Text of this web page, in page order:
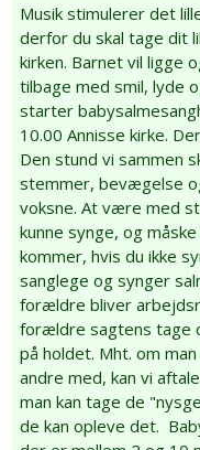
Musik stimulerer det
derfor du skal tage dit
kirken. Barnet vil ligge
tilbage med smil, lyde
starter
10.00 Annisse kirke.
Den stund vi sammen
stemmer, bevægelse
voksne. At være med
kunne synge, og
kommer, hvis du ikke
sanglege og synger
forældre bliver
forældre sagtens tage
på holdet. Mht. om
andre med, kan vi
man kan tage de
de kan opleve det.